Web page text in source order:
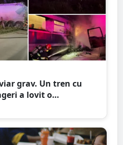
grav. Un tren cu
a lovit o
foc